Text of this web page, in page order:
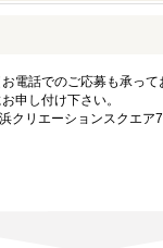
電話でのご応募も承っ
申し付け下さい。
クリエーションスクエア